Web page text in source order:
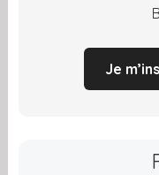
Je